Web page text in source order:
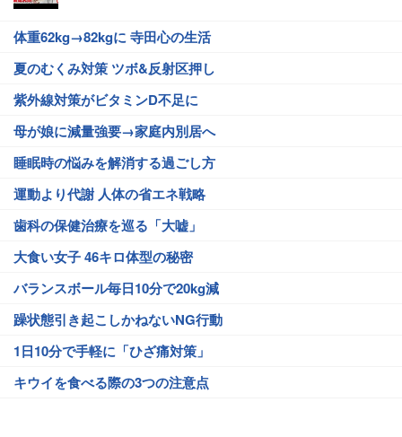
体重62kg→82kgに 寺田心の生活
夏のむくみ対策 ツボ&反射区押し
紫外線対策がビタミンD不足に
母が娘に減量強要→家庭内別居へ
睡眠時の悩みを解消する過ごし方
運動より代謝 人体の省エネ戦略
歯科の保健治療を巡る「大嘘」
大食い女子 46キロ体型の秘密
バランスボール毎日10分で20kg減
躁状態引き起こしかねないNG行動
1日10分で手軽に「ひざ痛対策」
キウイを食べる際の3つの注意点